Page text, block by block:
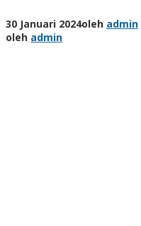
30 Januari 2024oleh admin
oleh admin